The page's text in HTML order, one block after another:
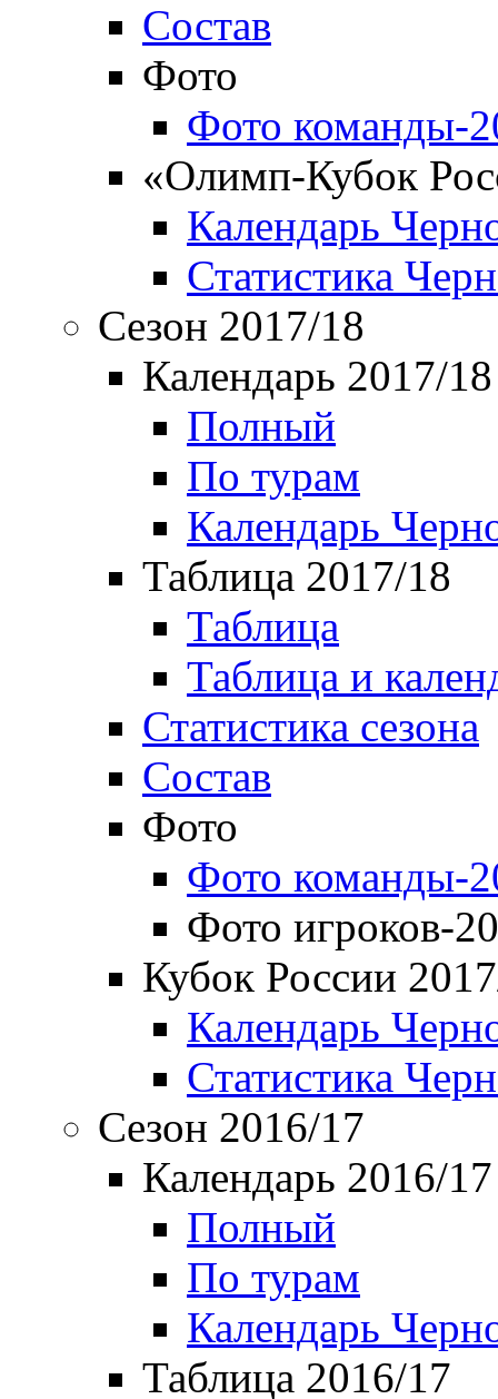
Состав
Фото
Фото команды-
«Олимп-Кубок
Календарь
Статистика
Сезон 2017/18
Календарь 2017/18
Полный
По турам
Календарь
Таблица 2017/18
Таблица
Таблица и
Статистика сезона
Состав
Фото
Фото команды-
Фото игроков-
Кубок России
Календарь
Статистика
Сезон 2016/17
Календарь 2016/17
Полный
По турам
Календарь
Таблица 2016/17